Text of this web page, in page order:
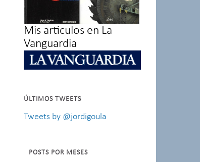
Mis articulos en La
Vanguardia
ÚLTIMOS TWEETS
Tweets by @jordigoula
POSTS POR MESES